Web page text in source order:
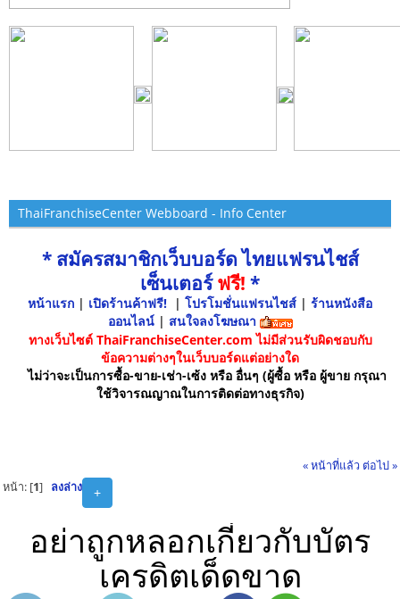
ThaiFranchiseCenter Webboard - Info Center
* สมัครสมาชิกเว็บบอร์ด ไทยแฟรนไชส์
เซ็นเตอร์ฟรี! *
หน้าแรก | เปิดร้านค้าฟรี! | โปรโมชั่นแฟรนไชส์ | ร้านหนังสือ
ออนไลน์ | สนใจลงโฆษณา
ทางเว็บไซต์ ThaiFranchiseCenter.com ไม่มีส่วนรับผิดชอบกับ
ข้อความต่างๆในเว็บบอร์ดแต่อย่างใด
ไม่ว่าจะเป็นการซื้อ-ขาย-เช่า-เซ้ง หรือ อื่นๆ (ผู้ซื้อ หรือ ผู้ขาย กรุณา
ใช้วิจารณญาณในการติดต่อทางธุรกิจ)
« หน้าที่แล้ว ต่อไป »
+
หน้า: [1] ลงล่าง
อย่าถูกหลอกเกี่ยวกับบัตร
เครดิตเด็ดขาด